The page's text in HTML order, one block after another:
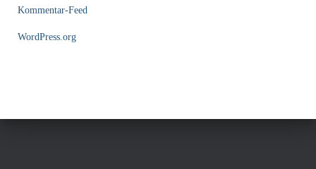
Kommentar-Feed
WordPress.org